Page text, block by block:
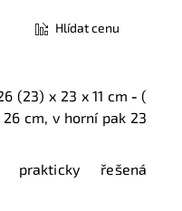
Hlídat cenu
(23) x 23 x 11 cm - (
cm, v horní pak 23
řešená